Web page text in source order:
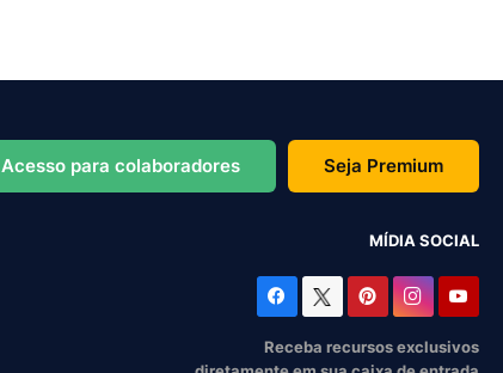
Acesso para colaboradores Seja Premium
MÍDIA SOCIAL
Receba recursos exclusivos